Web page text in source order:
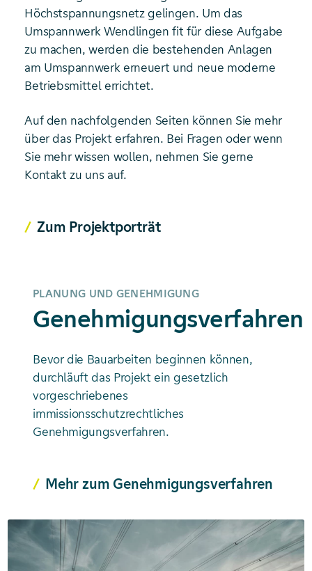
Höchstspannungsnetz gelingen. Um das
Umspannwerk Wendlingen fit für diese Aufgabe
zu machen, werden die bestehenden Anlagen
am Umspannwerk erneuert und neue moderne
Betriebsmittel errichtet.
Auf den nachfolgenden Seiten können Sie mehr
über das Projekt erfahren. Bei Fragen oder wenn
Sie mehr wissen wollen, nehmen Sie gerne
Kontakt zu uns auf.
Zum Projektporträt
PLANUNG UND GENEHMIGUNG
Genehmigungsverfahren
Bevor die Bauarbeiten beginnen können,
durchläuft das Projekt ein gesetzlich
vorgeschriebenes
immissionsschutzrechtliches
Genehmigungsverfahren.
Mehr zum Genehmigungsverfahren